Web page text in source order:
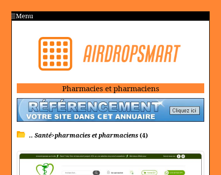
Menu
Pharmacies et pharmaciens
.. Santé>pharmacies et pharmaciens(4)